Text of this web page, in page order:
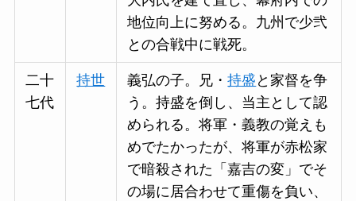
地位向上に努める。九州で少弐
との合戦中に戦死。
二十
七代
持世 義弘の子。兄・持盛 と家督を争
う。持盛を倒し、当主として認
められる。将軍・義教の覚えも
めでたかったが、将軍が赤松家
で暗殺された「嘉吉の変」でそ
の場に居合わせて重傷を負い、